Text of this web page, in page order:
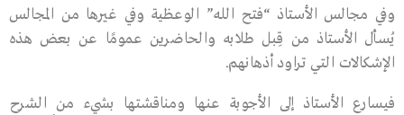
وفي مجالس الأستاذ “فتح الله” الوعظية وفي غيرها من المجالس
يُسأل الأستاذ من قِبل طلابه والحاضرين عمومًا عن بعض هذه
الإشكالات التي تراود أذهانهم.
فيسارع الأستاذ إلى الأجوبة عنها ومناقشتها بشيء من الشرح